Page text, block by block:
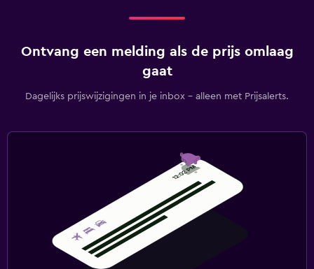
Ontvang een melding als de prijs omlaag
gaat
Dagelijks prijswijzigingen in je inbox - alleen met Prijsalerts.